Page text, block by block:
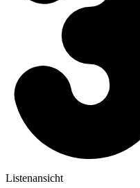
Listenansicht